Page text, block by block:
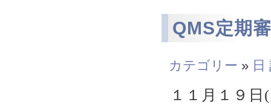
QMS定期
カテゴリー » 日
１１月１９